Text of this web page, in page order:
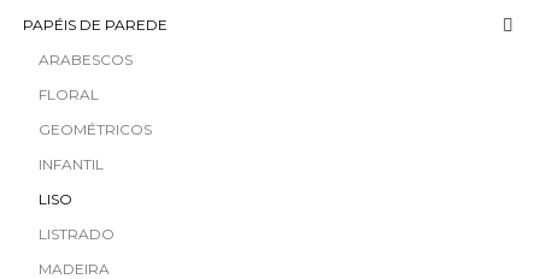
PAPÉIS DE PAREDE
ARABESCOS
FLORAL
GEOMÉTRICOS
INFANTIL
LISO
LISTRADO
MADEIRA